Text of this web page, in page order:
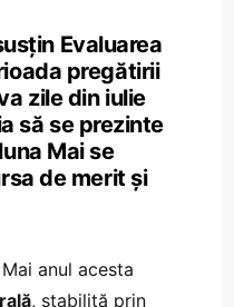
Evaluarea
pregătirii
zile din iulie
să se prezinte
Mai se
de merit și
anul acesta
, stabilită prin